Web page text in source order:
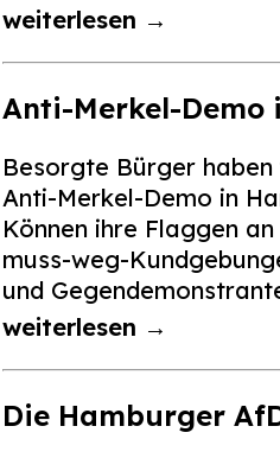
weiterlesen →
Anti-Merkel-Demo
Besorgte Bürger
Anti-Merkel-Demo in
Können ihre Flaggen
muss-weg-
und
weiterlesen →
Die Hamburger